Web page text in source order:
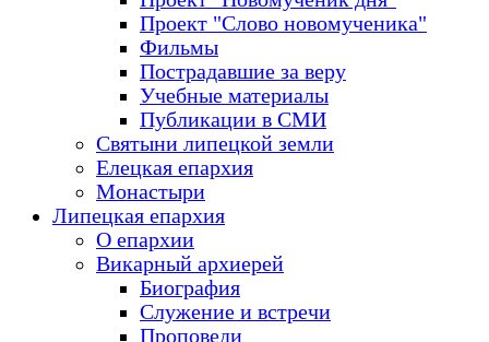
Проект "Слово новомученика"
Фильмы
Пострадавшие за веру
Учебные материалы
Публикации в СМИ
Святыни липецкой земли
Елецкая епархия
Монастыри
Липецкая епархия
О епархии
Викарный архиерей
Биография
Служение и встречи
Проповеди